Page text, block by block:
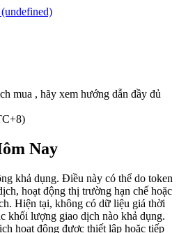
(undefined)
mua , hãy xem hướng dẫn đầy đủ
Nay
khả dụng. Điều này có thể do token
hoạt động thị trường hạn chế hoặc
Hiện tại, không có dữ liệu giá thời
khối lượng giao dịch nào khả dụng.
hoạt động được thiết lập hoặc tiếp